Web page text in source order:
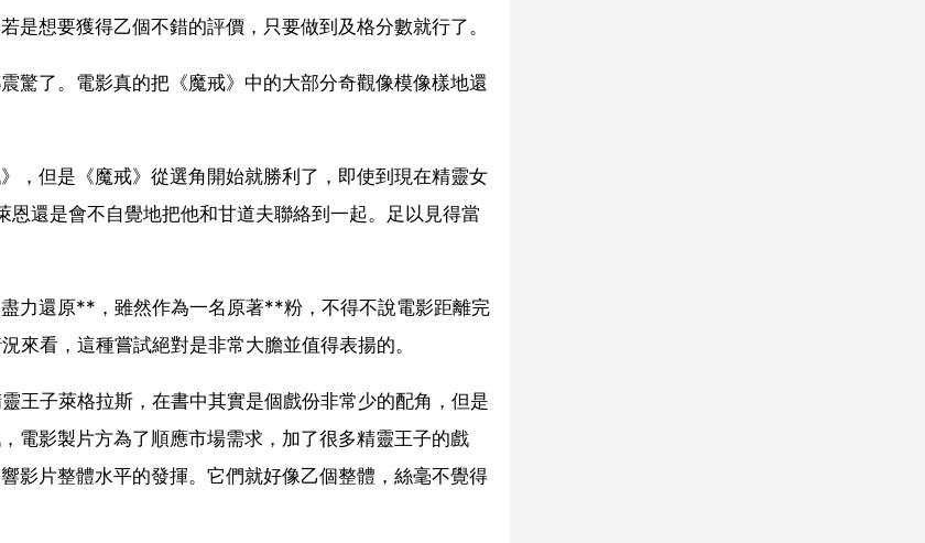
想要獲得乙個不錯的評價，只要做到及格分數就行了。
驚了。電影真的把《魔戒》中的大部分奇觀像模像樣地還
，但是《魔戒》從選角開始就勝利了，即使到現在精靈女
恩還是會不自覺地把他和甘道夫聯絡到一起。足以見得當
力還原**，雖然作為一名原著**粉，不得不說電影距離完
看，這種嘗試絕對是非常大膽並值得表揚的。
王子萊格拉斯，在書中其實是個戲份非常少的配角，但是
電影製片方為了順應市場需求，加了很多精靈王子的戲
影片整體水平的發揮。它們就好像乙個整體，絲毫不覺得